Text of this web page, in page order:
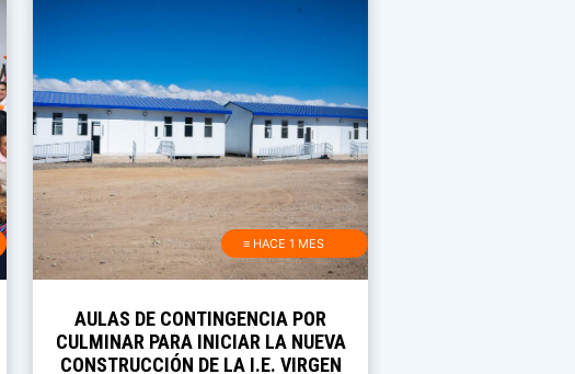
≡ HACE 1 MES
AULAS DE CONTINGENCIA POR
CULMINAR PARA INICIAR LA NUEVA
CONSTRUCCIÓN DE LA I.E. VIRGEN